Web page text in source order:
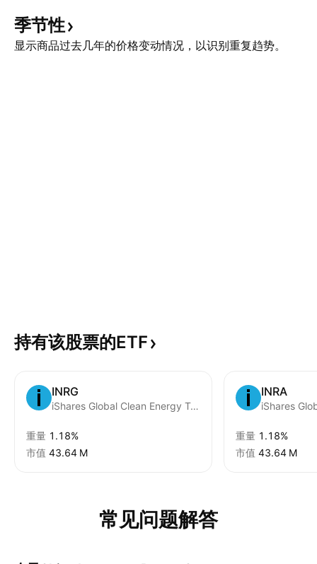
季节性
显示商品过去几年的价格变动情况，以识别重复趋势。
持有该股票的ETF
INRG
iShares Global Clean Energy Transition UCITS ETD USD
重量 1.18%
市值 ‪43.64 M‬
INRA
重量 1.18%
市值 ‪43.64 M‬
常见问题解答